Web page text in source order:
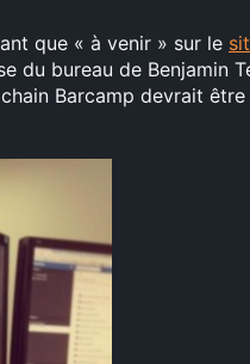
que « à venir » sur le
du bureau de Benjamin
Barcamp devrait